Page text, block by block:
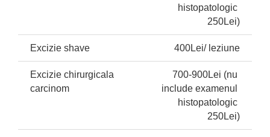
histopatologic
250Lei)
Excizie shave 400Lei/ leziune
Excizie chirurgicala
carcinom
700-900Lei (nu
include examenul
histopatologic
250Lei)